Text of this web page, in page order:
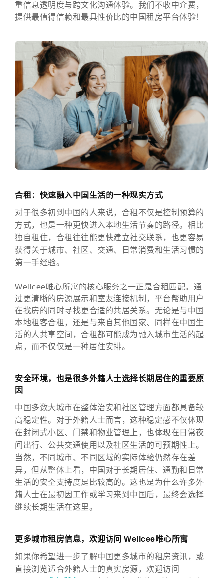
重信息透明度与跨文化沟通体验。我们不收中介费，
提供最值得信赖和最具性价比的中国租房平台体验！
合租：快速融入中国生活的一种现实方式
对于很多初到中国的人来说，合租不仅是控制预算的
方式，也是一种更快进入本地生活节奏的路径。相比
独自租住，合租往往能更快建立社交联系，也更容易
获得关于城市、社区、交通、日常消费和生活习惯的
第一手经验。
Wellcee唯心所寓的核心服务之一正是合租匹配。通
过更清晰的房源展示和室友连接机制，平台帮助用户
在找房的同时寻找更合适的共居关系。无论是与中国
本地租客合租，还是与来自其他国家、同样在中国生
活的人共享空间，合租都可能成为融入城市生活的起
点，而不仅仅是一种居住安排。
安全环境，也是很多外籍人士选择长期居住的重要原
因
中国多数大城市在整体治安和社区管理方面都具备较
高稳定性。对于外籍人士而言，这种稳定感不仅体现
在封闭式小区、门禁和物业管理上，也体现在日常夜
间出行、公共交通使用以及社区生活的可预期性上。
当然，不同城市、不同区域的实际体验仍然存在差
异，但从整体上看，中国对于长期居住、通勤和日常
生活的安全支持度是比较高的。这也是为什么许多外
籍人士在最初因工作或学习来到中国后，最终会选择
继续长期生活在这里。
更多城市租房信息，欢迎访问 Wellcee唯心所寓
如果你希望进一步了解中国更多城市的租房资讯，或
直接浏览适合外籍人士的真实房源，欢迎访问